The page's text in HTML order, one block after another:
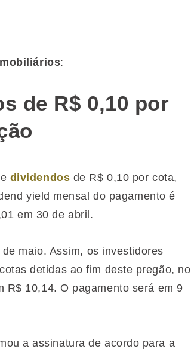
:
de R$ 0,10 por
dividendos de R$ 0,10 por cota,
yield mensal do pagamento é
em 30 de abril.
maio. Assim, os investidores
detidas ao fim deste pregão, no
R$ 10,14. O pagamento será em 9
a assinatura de acordo para a